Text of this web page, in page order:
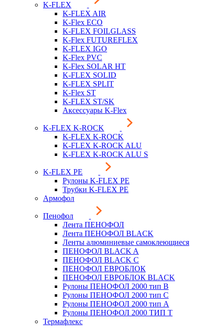
K-FLEX
K-FLEX AIR
K-Flex ECO
K-FLEX FOILGLASS
K-Flex FUTUREFLEX
K-FLEX IGO
K-Flex PVC
K-Flex SOLAR HT
K-FLEX SOLID
K-FLEX SPLIT
K-Flex ST
K-FLEX ST/SK
Аксессуары K-Flex
K-FLEX K-ROCK
K-FLEX K-ROCK
K-FLEX K-ROCK ALU
K-FLEX K-ROCK ALU S
K-FLEX PE
Рулоны K-FLEX PE
Трубки K-FLEX PE
Армофол
Пенофол
Лента ПЕНОФОЛ
Лента ПЕНОФОЛ BLACK
Ленты алюминиевые самоклеющиеся
ПЕНОФОЛ BLACK A
ПЕНОФОЛ BLACK С
ПЕНОФОЛ ЕВРОБЛОК
ПЕНОФОЛ ЕВРОБЛОК BLACK
Рулоны ПЕНОФОЛ 2000 тип B
Рулоны ПЕНОФОЛ 2000 тип C
Рулоны ПЕНОФОЛ 2000 тип А
Рулоны ПЕНОФОЛ 2000 ТИП Т
Термафлекс